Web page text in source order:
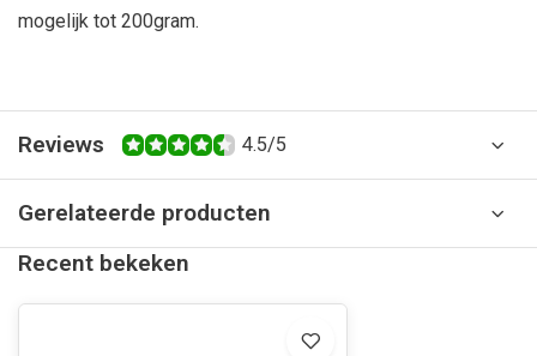
mogelijk tot 200gram.
Reviews 4.5/5
Gerelateerde producten
Recent bekeken